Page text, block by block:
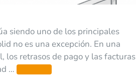
siendo uno de los principales
no es una excepción. En una
retrasos de pago y las facturas
…